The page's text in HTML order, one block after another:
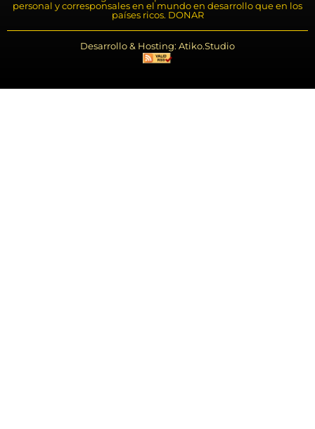
personal y corresponsales en el mundo en desarrollo que en los
países ricos. DONAR
Desarrollo & Hosting: Atiko.Studio